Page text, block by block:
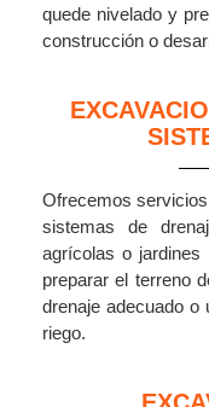
quede nivelado y
construcción o
Ofrecemos
sistemas de
agrícolas o jardines
preparar el terreno
drenaje adecuado o
riego.